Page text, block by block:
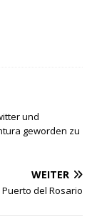
und
geworden zu
WEITER
del Rosario